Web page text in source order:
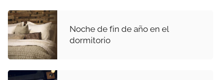
Noche de fin de año en el
dormitorio